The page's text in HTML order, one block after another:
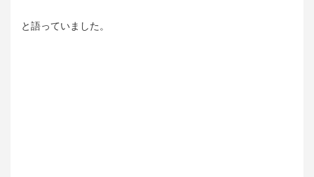
と語っていました。